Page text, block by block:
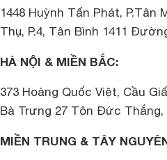
1448 Huỳnh Tấn Phát, P.Tân
Thụ, P.4, Tân Bình 1411
HÀ NỘI & MIỀN BẮC:
373 Hoàng Quốc Việt, Cầu
Bà Trưng 27 Tôn Đức Thắng,
MIỀN TRUNG & TÂY